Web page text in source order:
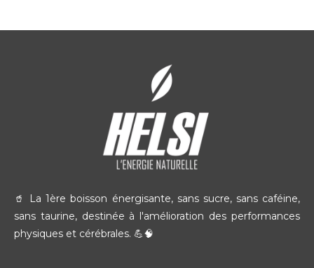
🥤 La 1ère boisson énergisante, sans sucre, sans caféine,
sans taurine, destinée à l'amélioration des performances
physiques et cérébrales. 💪🧠